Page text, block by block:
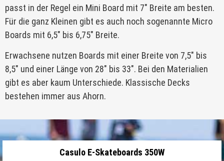
passt in der Regel ein Mini Board mit 7″ Breite am besten.
Für die ganz Kleinen gibt es auch noch sogenannte Micro
Boards mit 6,5″ bis 6,75″ Breite.
Erwachsene nutzen Boards mit einer Breite von 7,5″ bis
8,5″ und einer Länge von 28″ bis 33″. Bei den Materialien
gibt es aber kaum Unterschiede. Klassische Decks
bestehen immer aus Ahorn.
Casulo E-Skateboards 350W